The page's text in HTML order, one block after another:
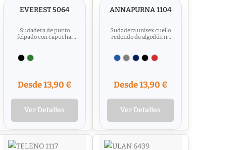
EVEREST 5064
Sudadera de punto
felpado con capucha.
Desde 13,90 €
Ver Detalles
ANNAPURNA 1104
Sudadera unisex cuello
redondo de algodón no
cinturilla...
Desde 13,90 €
Ver Detalles